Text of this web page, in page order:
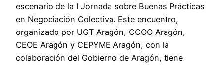
escenario de la I Jornada sobre Buenas Prácticas
en Negociación Colectiva. Este encuentro,
organizado por UGT Aragón, CCOO Aragón,
CEOE Aragón y CEPYME Aragón, con la
colaboración del Gobierno de Aragón, tiene